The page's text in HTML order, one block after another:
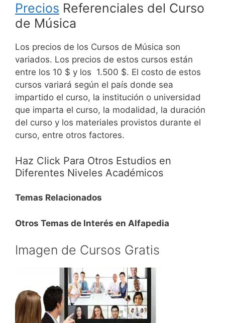
Precios Referenciales del Curso
de Música
Los precios de los Cursos de Música son
variados. Los precios de estos cursos están
entre los 10 $ y los 1.500 $. El costo de estos
cursos variará según el país donde sea
impartido el curso, la institución o universidad
que imparta el curso, la modalidad, la duración
del curso y los materiales provistos durante el
curso, entre otros factores.
Haz Click Para Otros Estudios en
Diferentes Niveles Académicos
Temas Relacionados
Otros Temas de Interés en Alfapedia
Imagen de Cursos Gratis